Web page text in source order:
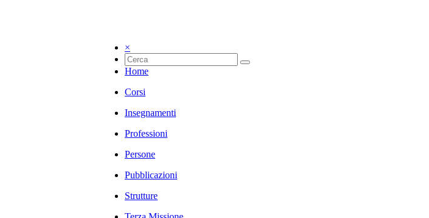
×
Home
Corsi
Insegnamenti
Professioni
Persone
Pubblicazioni
Strutture